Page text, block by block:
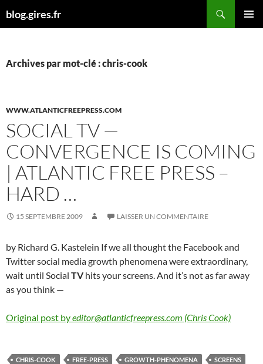
aublog.gires.fr
Archives par mot-clé : chris-cook
WWW.ATLANTICFREEPRESS.COM
SOCIAL TV —
CONVERGENCE IS COMING
| ATLANTIC FREE PRESS –
HARD …
15 SEPTEMBRE 2009 LAISSER UN COMMENTAIRE
by Richard G. Kastelein If we all thought the Facebook and
Twitter social media growth phenomena were extraordinary,
wait until Social TVhits your screens. And it’s not as far away
as you think —
Original post byeditor@atlanticfreepress.com (Chris Cook)
CHRIS-COOK FREE-PRESS GROWTH-PHENOMENA
SCREENS